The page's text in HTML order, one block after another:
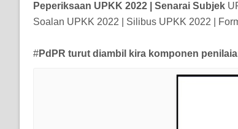
Peperiksaan UPKK 2022 | Senarai Subjek
Soalan UPKK 2022 | Silibus UPKK 2022 |
#PdPR turut diambil kira komponen